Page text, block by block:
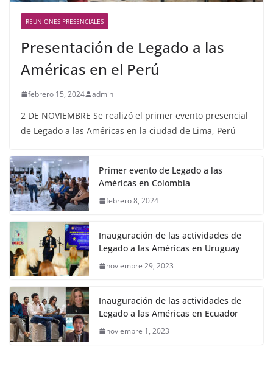
REUNIONES PRESENCIALES
Presentación de Legado a las
Américas en el Perú
febrero 15, 2024 admin
2 DE NOVIEMBRE Se realizó el primer evento presencial
de Legado a las Américas en la ciudad de Lima, Perú
Primer evento de Legado a las
Américas en Colombia
febrero 8, 2024
Inauguración de las actividades de
Legado a las Américas en Uruguay
noviembre 29, 2023
Inauguración de las actividades de
Legado a las Américas en Ecuador
noviembre 1, 2023